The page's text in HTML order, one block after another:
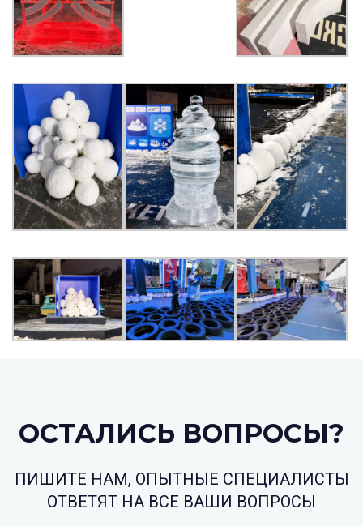
ОСТАЛИСЬ ВОПРОСЫ?
ПИШИТЕ НАМ, ОПЫТНЫЕ СПЕЦИАЛИСТЫ
ОТВЕТЯТ НА ВСЕ ВАШИ ВОПРОСЫ